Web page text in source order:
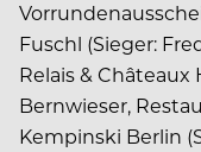
Fuschl (Sieger:
Relais & Châteaux
Bernwieser,
Kempinski Berlin